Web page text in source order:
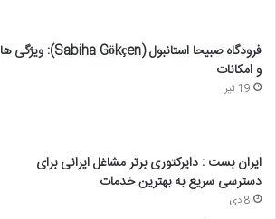
فرودگاه صبیحا استانبول (Sabiha Gökçen): ویژگی ها
و امکانات
19 تیر
ایران بست : دایرکتوری برتر مشاغل ایرانی برای
دسترسی سریع به بهترین خدمات
8 دی